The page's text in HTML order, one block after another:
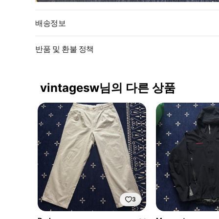
배송정보
반품 및 환불 정책
vintagesw님의 다른 상품
3